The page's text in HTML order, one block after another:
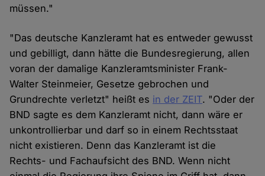
müssen."
"Das deutsche Kanzleramt hat es entweder gewusst
und gebilligt, dann hätte die Bundesregierung, allen
voran der damalige Kanzleramtsminister Frank-
Walter Steinmeier, Gesetze gebrochen und
Grundrechte verletzt" heißt es in der ZEIT. "Oder der
BND sagte es dem Kanzleramt nicht, dann wäre er
unkontrollierbar und darf so in einem Rechtsstaat
nicht existieren. Denn das Kanzleramt ist die
Rechts- und Fachaufsicht des BND. Wenn nicht